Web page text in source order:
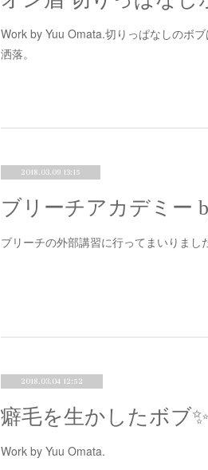
Work by Yuu Omata.切りっぱなしのボ
洒落。
2018.03.09 13:15
ブリーチアカデミー
ブリーチの外部講習に行ってまいりまし
2018.03.04 12:52
癖毛を生かしたボブ✨
Work by Yuu Omata.